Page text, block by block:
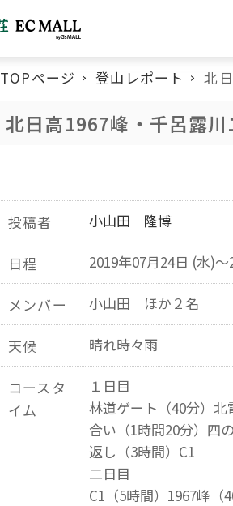
TOPページ 登山レポート 北
北日高1967峰・千呂露
投稿者 小山田 隆博
日程 2019年07月24日 (水)
メンバー 小山田 ほか２名
天候 晴れ時々雨
コースタ
イム
１日目
林道ゲート（40分）
合い（1時間20分）四
返し（3時間）C1
二日目
C1（5時間）1967峰（